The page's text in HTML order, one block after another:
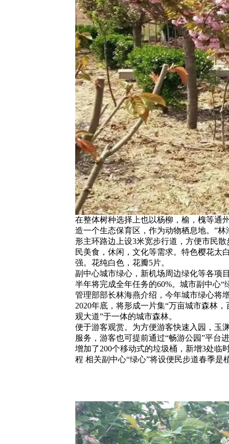
在整体树种选择上也以杨柳，榆，槐等通
造一个生态保育区，作为动物栖息地。”
形主环路边上设3米宽步行道，方便市民
民美食，休闲，文化等需求。特色樱花太
强。花纯白色，花瓣5片。
副中心城市绿心，新机场周边绿化等各项
半年将完成全年任务的60%。城市副中心
管理部部长林海燕介绍，今年城市绿心将
2020年底，将形成一片集“万亩城市森林
观大道”于一体的城市森林。
便于游客观赏。为方便游客快速入园，玉
服务，游客也可提前通过“畅游公园”平台
增加了200个移动式的垃圾桶，新增3处临
程 相关副中心“绿心”将设便民步道春季